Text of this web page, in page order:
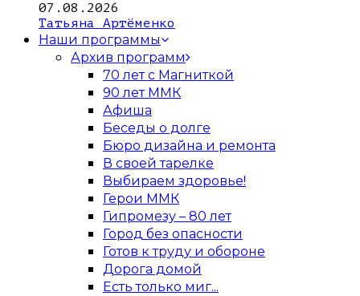
07.08.2026
Татьяна Артёменко
Наши программы
Архив программ
70 лет с Магниткой
90 лет ММК
Афиша
Беседы о долге
Бюро дизайна и ремонта
В своей тарелке
Выбираем здоровье!
Герои ММК
Гипромезу – 80 лет
Город без опасности
Готов к труду и обороне
Дорога домой
Есть только миг...